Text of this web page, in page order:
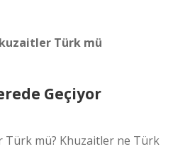
Türk mü
Geçiyor
mü? Khuzaitler ne Türk